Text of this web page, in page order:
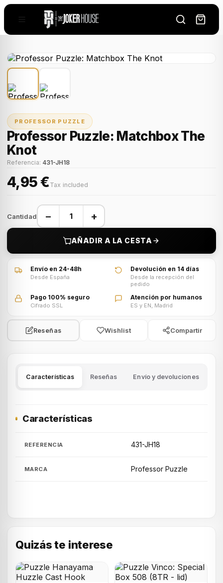
PROFESSOR PUZZLE
Professor Puzzle: Matchbox The
Knot
Referencia: 431-JH18
4,95 €Tax included
Cantidad − +
AÑADIR A LA CESTA
Envío en 24-48h
Desde España
Devolución en 14 días
Desde la recepción del
pedido
Pago 100% seguro
Cifrado SSL
Atención por humanos
ES y EN, Madrid
Reseñas Wishlist Compartir
Características Reseñas Envío y devoluciones
Características
REFERENCIA 431-JH18
MARCA Professor Puzzle
Quizás te interese